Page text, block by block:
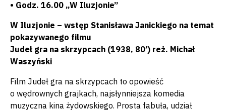
• Godz. 16.00 „W Iluzjonie”
W Iluzjonie – wstęp Stanisława Janickiego na temat
pokazywanego filmu
Judeł gra na skrzypcach (1938, 80’) reż. Michał
Waszyński
Film Judeł gra na skrzypcach to opowieść
o wędrownych grajkach, najsłynniejsza komedia
muzyczna kina żydowskiego. Prosta fabuła, udział